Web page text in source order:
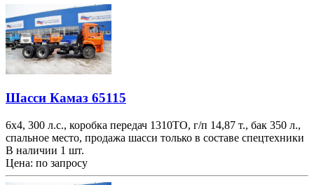
Шасси Камаз 65115
6х4, 300 л.с., коробка передач 1310TO, г/п 14,87 т., бак 350 л.,
спальное место, продажа шасси только в составе спецтехники
В наличии 1 шт.
Цена: по запросу